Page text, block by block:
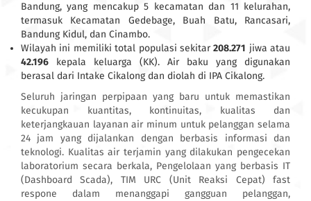
Bandung, yang mencakup 5 kecamatan dan 11 kelurahan,
termasuk Kecamatan Gedebage, Buah Batu, Rancasari,
Bandung Kidul, dan Cinambo.
Wilayah ini memiliki total populasi sekitar208.271 jiwa atau
42.196 kepala keluarga (KK). Air baku yang digunakan
berasal dari Intake Cikalong dan diolah di IPA Cikalong.
Seluruh jaringan perpipaan yang baru untuk memastikan
kecukupan kuantitas, kontinuitas, kualitas dan
keterjangkauan layanan air minum untuk pelanggan selama
24 jam yang dijalankan dengan berbasis informasi dan
teknologi. Kualitas air terjamin yang dilakukan pengecekan
laboratorium secara berkala, Pengelolaan yang berbasis IT
(Dashboard Scada), TIM URC (Unit Reaksi Cepat) fast
respone dalam menanggapi gangguan pelanggan,